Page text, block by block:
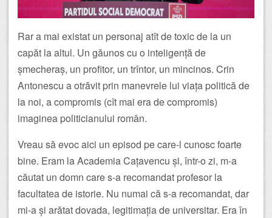
Rar a mai existat un personaj atît de toxic de la un
capăt la altul. Un găunos cu o inteligență de
șmecheraș, un profitor, un trîntor, un mincinos. Crin
Antonescu a otrăvit prin manevrele lui viața politică de
la noi, a compromis (cît mai era de compromis)
imaginea politicianului român.
Vreau să evoc aici un episod pe care-l cunosc foarte
bine. Eram la Academia Cațavencu și, într-o zi, m-a
căutat un domn care s-a recomandat profesor la
facultatea de istorie. Nu numai că s-a recomandat, dar
mi-a și arătat dovada, legitimația de universitar. Era în